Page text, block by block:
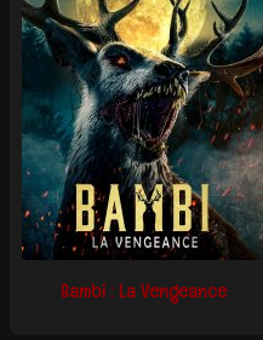
Bambi : La Vengeance